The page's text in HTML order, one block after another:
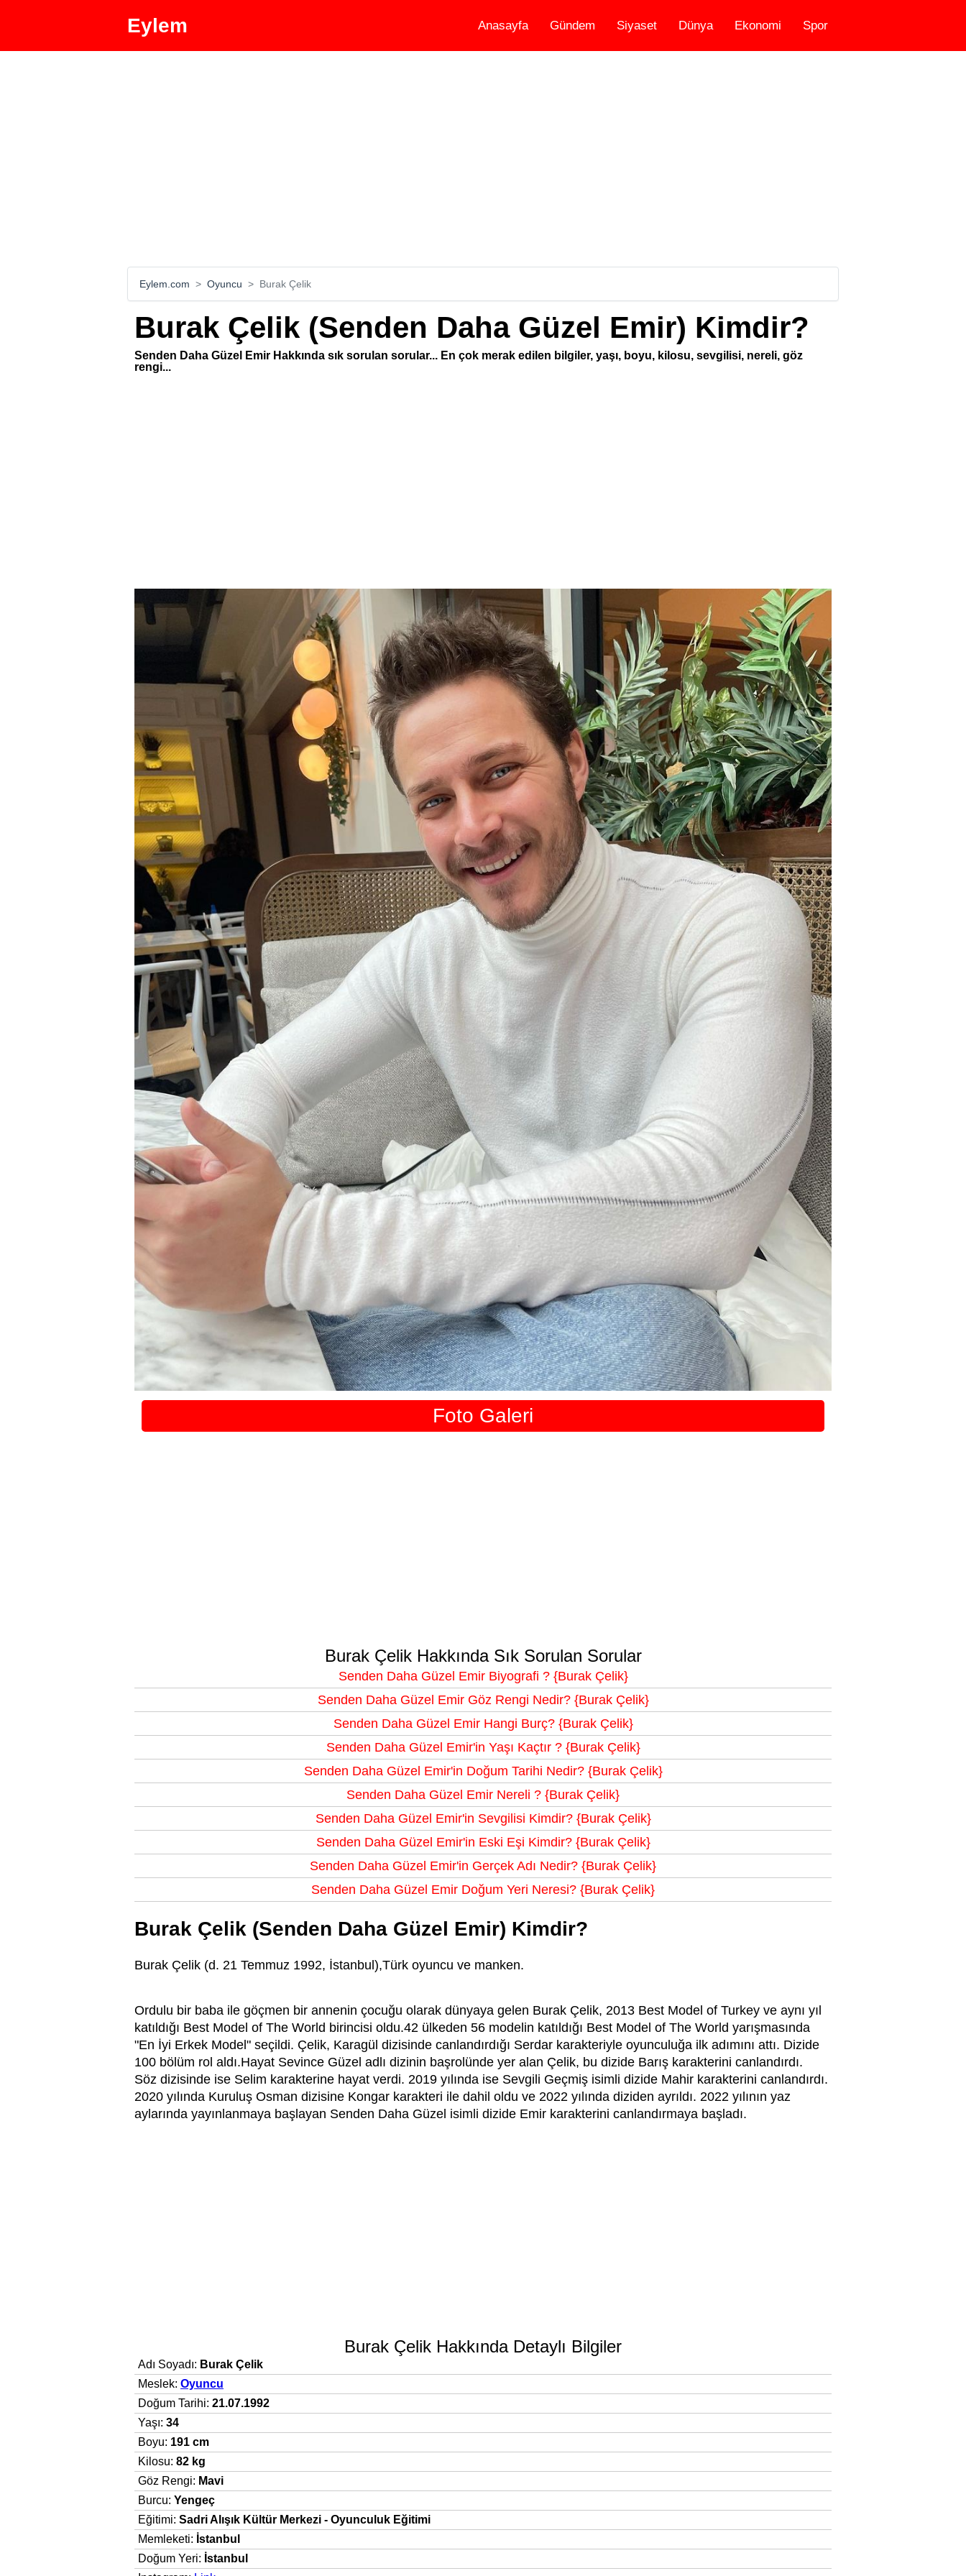
Eylem Anasayfa Gündem Siyaset Dünya Ekonomi Spor
Eylem.com Oyuncu Burak Çelik
Burak Çelik (Senden Daha Güzel Emir) Kimdir?
Senden Daha Güzel Emir Hakkında sık sorulan sorular... En çok merak edilen bilgiler, yaşı, boyu, kilosu, sevgilisi, nereli, göz
rengi...
Foto Galeri
Burak Çelik Hakkında Sık Sorulan Sorular
Senden Daha Güzel Emir Biyografi ? {Burak Çelik}
Senden Daha Güzel Emir Göz Rengi Nedir? {Burak Çelik}
Senden Daha Güzel Emir Hangi Burç? {Burak Çelik}
Senden Daha Güzel Emir'in Yaşı Kaçtır ? {Burak Çelik}
Senden Daha Güzel Emir'in Doğum Tarihi Nedir? {Burak Çelik}
Senden Daha Güzel Emir Nereli ? {Burak Çelik}
Senden Daha Güzel Emir'in Sevgilisi Kimdir? {Burak Çelik}
Senden Daha Güzel Emir'in Eski Eşi Kimdir? {Burak Çelik}
Senden Daha Güzel Emir'in Gerçek Adı Nedir? {Burak Çelik}
Senden Daha Güzel Emir Doğum Yeri Neresi? {Burak Çelik}
Burak Çelik (Senden Daha Güzel Emir) Kimdir?
Burak Çelik (d. 21 Temmuz 1992, İstanbul ),Türk oyuncu ve manken.
Ordulu bir baba ile göçmen bir annenin çocuğu olarak dünyaya gelen Burak Çelik, 2013 Best Model of Turkey ve aynı yıl
katıldığı Best Model of The World birincisi oldu.42 ülkeden 56 modelin katıldığı Best Model of The World yarışmasında
"En İyi Erkek Model" seçildi. Çelik, Karagül dizisinde canlandırdığı Serdar karakteriyle oyunculuğa ilk adımını attı. Dizide
100 bölüm rol aldı.Hayat Sevince Güzel adlı dizinin başrolünde yer alan Çelik, bu dizide Barış karakterini canlandırdı.
Söz dizisinde ise Selim karakterine hayat verdi. 2019 yılında ise Sevgili Geçmiş isimli dizide Mahir karakterini canlandırdı.
2020 yılında Kuruluş Osman dizisine Kongar karakteri ile dahil oldu ve 2022 yılında diziden ayrıldı. 2022 yılının yaz
aylarında yayınlanmaya başlayan Senden Daha Güzel isimli dizide Emir karakterini canlandırmaya başladı.
Burak Çelik Hakkında Detaylı Bilgiler
Adı Soyadı: Burak Çelik
Meslek: Oyuncu
Doğum Tarihi: 21.07.1992
Yaşı: 34
Boyu: 191 cm
Kilosu: 82 kg
Göz Rengi: Mavi
Burcu: Yengeç
Eğitimi: Sadri Alışık Kültür Merkezi - Oyunculuk Eğitimi
Memleketi: İstanbul
Doğum Yeri: İstanbul